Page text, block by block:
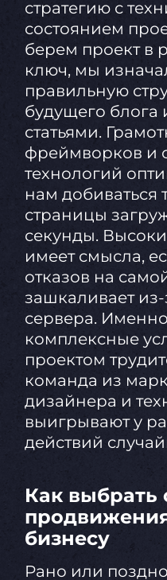
стратегию с
состоянием
берем проект в
ключ, мы
правильную
будущего блога
статьями.
фреймворков и
технологий
нам добиваться
страницы
секунды.
имеет смысла,
отказов на
зашкаливает
сервера.
комплексные
проектом
команда из
дизайнера и
выигрывают у
действий
Как выбрать
бизнесу
Рано или